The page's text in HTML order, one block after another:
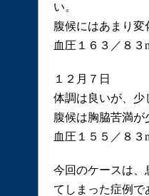
い。
腹候にはあまり変
血圧１６３／８３
１２月７日
体調は良いが、少
腹候は胸脇苦満が
血圧１５５／８３
今回のケースは、
てしまった症例で